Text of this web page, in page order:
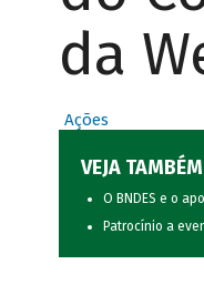
da
Ações
VEJA TAMBÉM
O BNDES e o
Patrocínio a